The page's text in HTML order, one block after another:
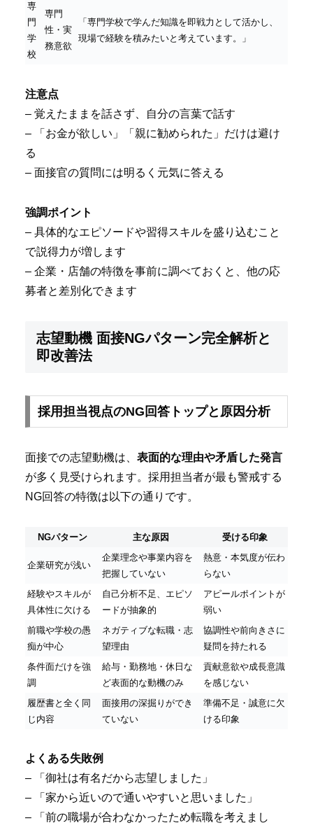
専
門
学
校
専門
性・実
務意欲
「専門学校で学んだ知識を即戦力として活かし、
現場で経験を積みたいと考えています。」
注意点
– 覚えたままを話さず、自分の言葉で話す
– 「お金が欲しい」「親に勧められた」だけは避け
る
– 面接官の質問には明るく元気に答える
強調ポイント
– 具体的なエピソードや習得スキルを盛り込むこと
で説得力が増します
– 企業・店舗の特徴を事前に調べておくと、他の応
募者と差別化できます
志望動機 面接NGパターン完全解析と
即改善法
採用担当視点のNG回答トップと原因分析
面接での志望動機は、 表面的な理由や矛盾した発言
が多く見受けられます。採用担当者が最も警戒する
NG回答の特徴は以下の通りです。
NGパターン 主な原因 受ける印象
企業研究が浅い
企業理念や事業内容を
把握していない
熱意・本気度が伝わ
らない
経験やスキルが
具体性に欠ける
自己分析不足、エピソ
ードが抽象的
アピールポイントが
弱い
前職や学校の愚
痴が中心
ネガティブな転職・志
望理由
協調性や前向きさに
疑問を持たれる
条件面だけを強
調
給与・勤務地・休日な
ど表面的な動機のみ
貢献意欲や成長意識
を感じない
履歴書と全く同
じ内容
面接用の深掘りができ
ていない
準備不足・誠意に欠
ける印象
よくある失敗例
– 「御社は有名だから志望しました」
– 「家から近いので通いやすいと思いました」
– 「前の職場が合わなかったため転職を考えまし